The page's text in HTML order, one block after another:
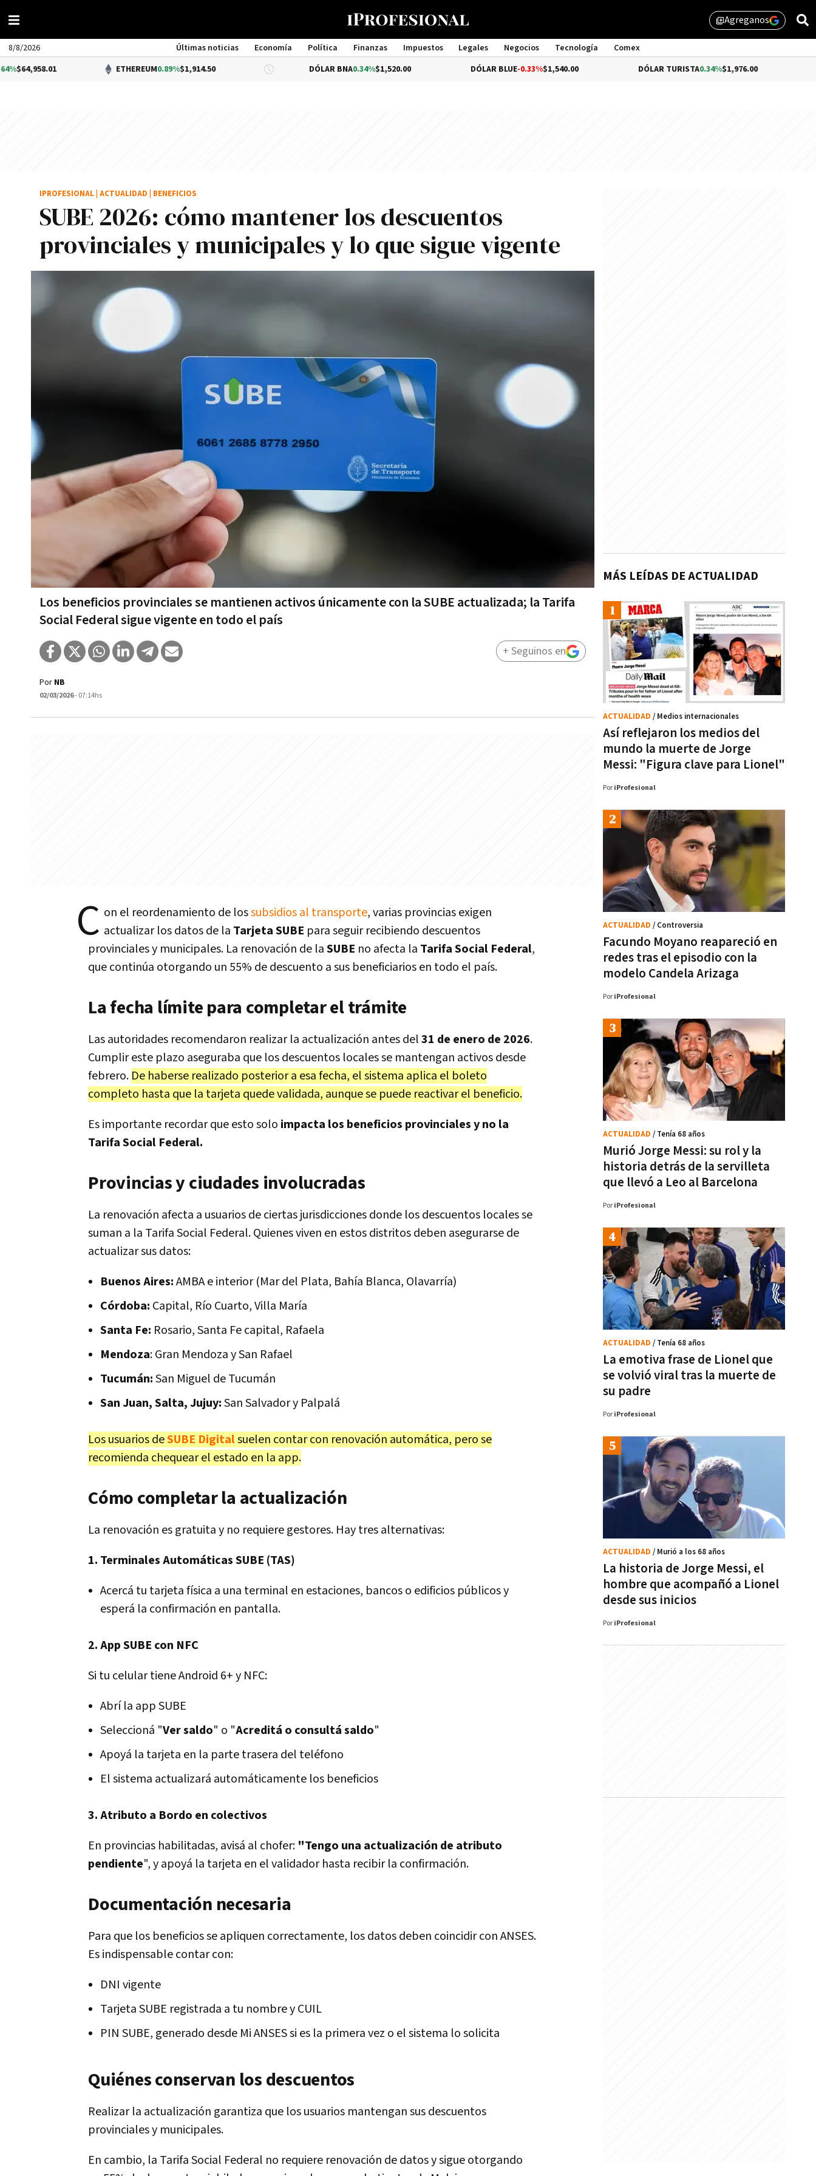
library_addAgreganos
8/8/2026 Últimas noticias Economía Política Finanzas Impuestos Legales Negocios Tecnología
Comex
Management
ETHEREUM0.89%$1,914.50 DÓLAR BNA0.34%$1,520.00 DÓLAR BLUE-0.33%$1,540.00 DÓLAR TURISTA0.34%$1,976.00
SUBE 2026: cómo mantener los descuentos
provinciales y municipales y lo que sigue vigente
Los beneficios provinciales se mantienen activos únicamente con la SUBE actualizada; la Tarifa
Social Federal sigue vigente en todo el país
IPROFESIONAL ACTUALIDAD BENEFICIOS
Por NB
02/03/2026- 07:14hs
+ Seguinos en
C on el reordenamiento de lossubsidios al transporte, varias provincias exigen
actualizar los datos de la Tarjeta SUBE para seguir recibiendo descuentos
provinciales y municipales. La renovación de laSUBE no afecta la Tarifa Social Federal,
que continúa otorgando un 55% de descuento a sus beneficiarios en todo el país.
La fecha límite para completar el trámite
Las autoridades recomendaron realizar la actualización antes del31 de enero de 2026.
Cumplir este plazo aseguraba que los descuentos locales se mantengan activos desde
febrero. De haberse realizado posterior a esa fecha, el sistema aplica el boleto
completo hasta que la tarjeta quede validada, aunque se puede reactivar el beneficio.
Es importante recordar que esto solo impacta los beneficios provinciales y no la
Tarifa Social Federal.
Provincias y ciudades involucradas
La renovación afecta a usuarios de ciertas jurisdicciones donde los descuentos locales se
suman a la Tarifa Social Federal. Quienes viven en estos distritos deben asegurarse de
actualizar sus datos:
Buenos Aires:AMBA e interior (Mar del Plata, Bahía Blanca, Olavarría)
Córdoba: Capital, Río Cuarto, Villa María
Santa Fe: Rosario, Santa Fe capital, Rafaela
Mendoza: Gran Mendoza y San Rafael
Tucumán:San Miguel de Tucumán
San Juan, Salta, Jujuy:San Salvador y Palpalá
Los usuarios deSUBE Digitalsuelen contar con renovación automática, pero se
recomienda chequear el estado en la app.
Cómo completar la actualización
La renovación es gratuita y no requiere gestores. Hay tres alternativas:
1. Terminales Automáticas SUBE (TAS)
Acercá tu tarjeta física a una terminal en estaciones, bancos o edificios públicos y
esperá la confirmación en pantalla.
2. App SUBE con NFC
Si tu celular tiene Android 6+ y NFC:
Abrí la app SUBE
Seleccioná "Ver saldo" o "Acreditá o consultá saldo"
Apoyá la tarjeta en la parte trasera del teléfono
El sistema actualizará automáticamente los beneficios
3. Atributo a Bordo en colectivos
En provincias habilitadas, avisá al chofer: "Tengo una actualización de atributo
pendiente", y apoyá la tarjeta en el validador hasta recibir la confirmación.
Documentación necesaria
Para que los beneficios se apliquen correctamente, los datos deben coincidir con ANSES.
Es indispensable contar con:
DNI vigente
Tarjeta SUBE registrada a tu nombre y CUIL
PIN SUBE, generado desde Mi ANSES si es la primera vez o el sistema lo solicita
Quiénes conservan los descuentos
Realizar la actualización garantiza que los usuarios mantengan sus descuentos
provinciales y municipales.
En cambio, la Tarifa Social Federal no requiere renovación de datos y sigue otorgando
MÁS LEÍDAS DE ACTUALIDAD
Así reflejaron los medios del
mundo la muerte de Jorge
Messi: "Figura clave para Lionel"
ACTUALIDAD / Medios internacionales
Por iProfesional
Facundo Moyano reapareció en
redes tras el episodio con la
modelo Candela Arizaga
ACTUALIDAD / Controversia
Por iProfesional
Murió Jorge Messi: su rol y la
historia detrás de la servilleta
que llevó a Leo al Barcelona
ACTUALIDAD / Tenía 68 años
Por iProfesional
La emotiva frase de Lionel que
se volvió viral tras la muerte de
su padre
ACTUALIDAD / Tenía 68 años
Por iProfesional
La historia de Jorge Messi, el
hombre que acompañó a Lionel
desde sus inicios
ACTUALIDAD / Murió a los 68 años
Por iProfesional